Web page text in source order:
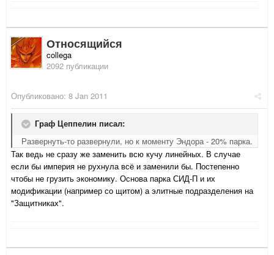
Относящийся
collega
2092 публикации
Опубликовано: 8 Jan 2011
Граф Цеппелин писал:
Развернуть-то развернули, но к моменту Эндора - 20% парка.
Так ведь не сразу же заменить всю кучу линейных. В случае
если бы империя не рухнула всё и заменили бы. Постепенно
чтобы не грузить экономику. Основа парка СИД-П и их
модификации (например со щитом) а элитные подразделения на
"Защитниках".